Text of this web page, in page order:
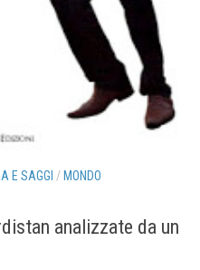
E SAGGI / MONDO
analizzate da un